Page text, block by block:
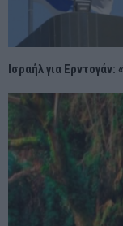
Ισραήλ για